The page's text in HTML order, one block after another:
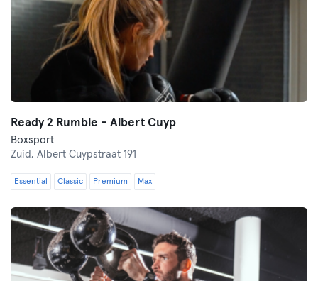
Ready 2 Rumble - Albert Cuyp
Boxsport
Zuid, Albert Cuypstraat 191
Essential Classic Premium Max